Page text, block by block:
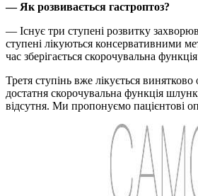
— Як розвивається гастроптоз?
— Існує три ступені розвитку
ступені лікуються консервативними
час зберігається скорочувальна
Третя ступінь вже лікується
достатня скорочувальна функція
відсутня. Ми пропонуємо пацієнтові